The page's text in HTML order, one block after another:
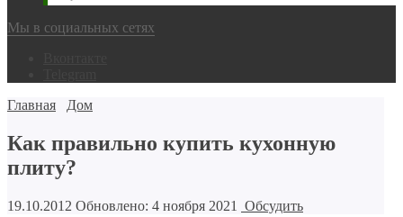
Мы в социальных сетях
Главная
Дом
Как правильно купить кухонную
плиту?
19.10.2012 Обновлено: 4 ноября 2021
Обсудить